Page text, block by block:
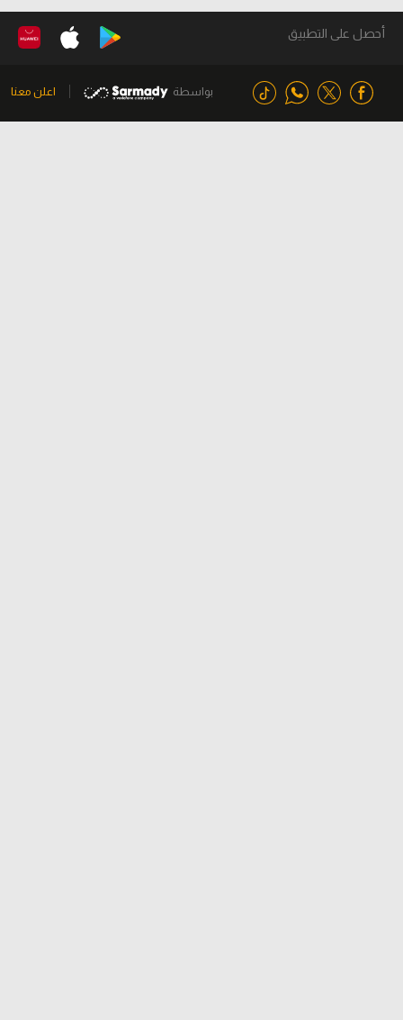
أحصل على التطبيق
بواسطة اعلن معنا